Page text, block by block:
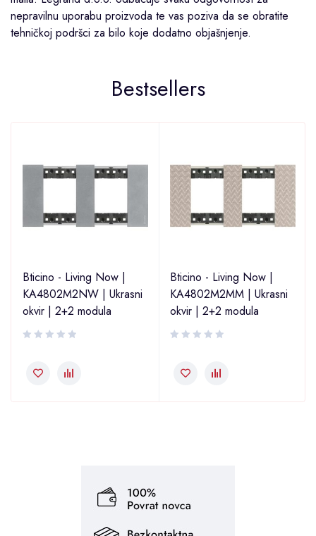
nepravilnu uporabu proizvoda te vas poziva da se obratite
tehničkoj podršci za bilo koje dodatno objašnjenje.
Bestsellers
Bticino - Living Now |
KA4802M2NW | Ukrasni
okvir | 2+2 modula
Bticino - Living Now |
KA4802M2MM | Ukrasni
okvir | 2+2 modula